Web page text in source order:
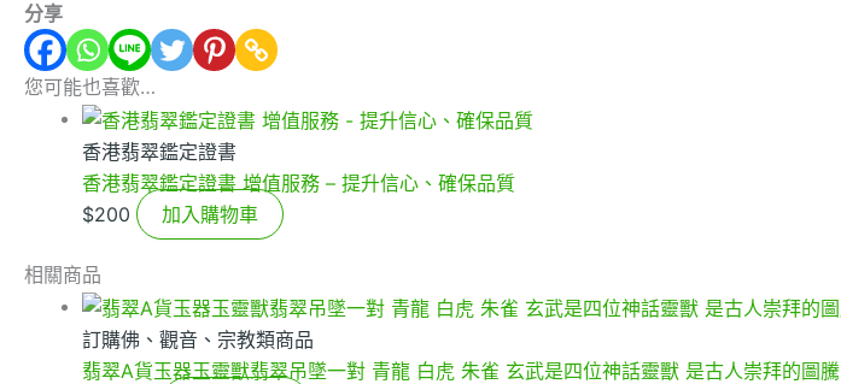
分享
您可能也喜歡…
香港翡翠鑑定證書
香港翡翠鑑定證書 增值服務 – 提升信心、確保品質
$200 加入購物車
相關商品
訂購佛、觀音、宗教類商品
翡翠A貨玉器玉靈獸翡翠吊墜一對 青龍 白虎 朱雀 玄武是四位神話靈獸 是古人崇拜的圖騰